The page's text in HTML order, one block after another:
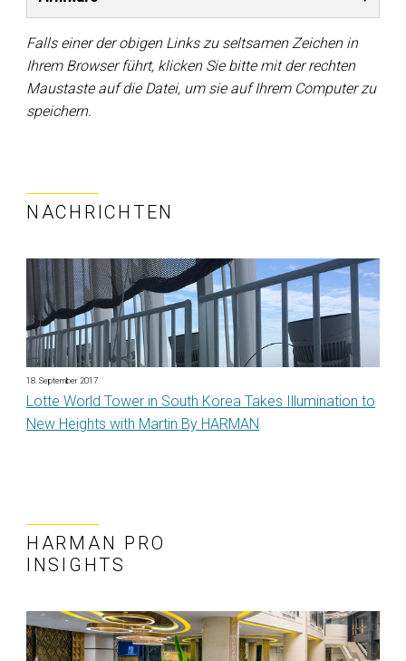
Falls einer der obigen Links zu seltsamen Zeichen in
Ihrem Browser führt, klicken Sie bitte mit der rechten
Maustaste auf die Datei, um sie auf Ihrem Computer zu
speichern.
NACHRICHTEN
18. September 2017
Lotte World Tower in South Korea Takes Illumination to
New Heights with Martin By HARMAN
HARMAN PRO
INSIGHTS